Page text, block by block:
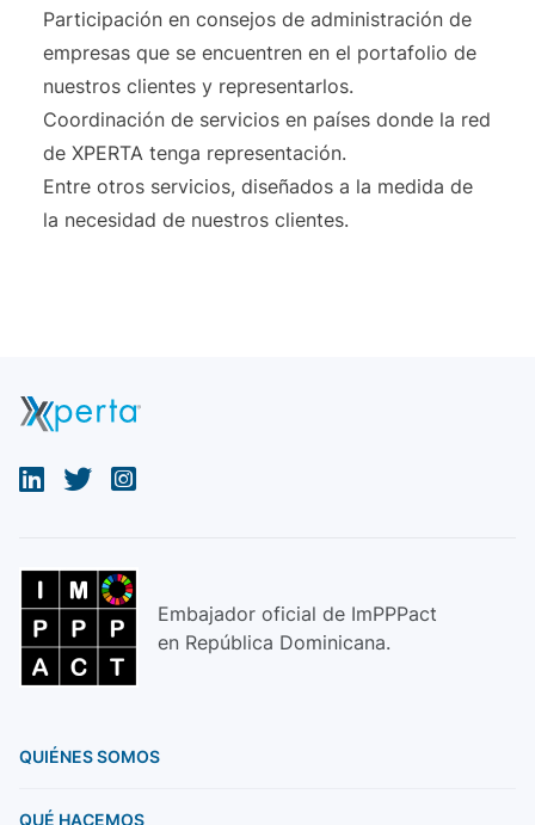
Participación en consejos de administración de
empresas que se encuentren en el portafolio de
nuestros clientes y representarlos.
Coordinación de servicios en países donde la red
de XPERTA tenga representación.
Entre otros servicios, diseñados a la medida de
la necesidad de nuestros clientes.
Embajador oficial de ImPPPact
en República Dominicana.
QUIÉNES SOMOS
QUÉ HACEMOS